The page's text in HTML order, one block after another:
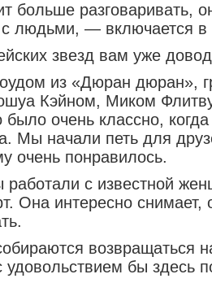
больше разговаривать,
людьми, — включается в
звезд вам уже
из «Дюран дюран»,
Кэйном, Миком
очень классно,
Мы начали петь для
очень понравилось.
с известной
Она интересно снимает,
возвращаться
бы здесь